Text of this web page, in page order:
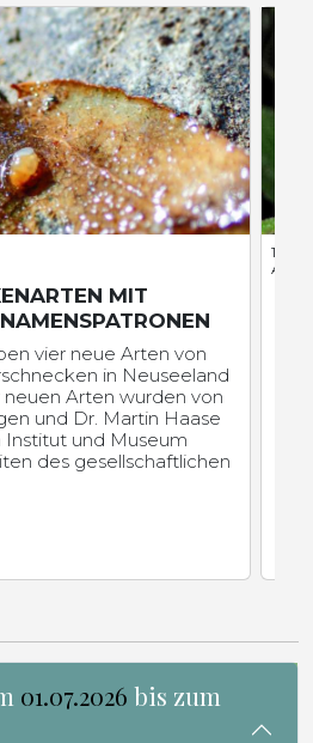
MIT
vier neue Arten von
in Neuseeland
Arten wurden von
und Dr. Martin Haase
und Museum
des gesellschaftlichen
01.07.2026 bis zum